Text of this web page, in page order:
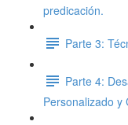
predicación.
Parte 3:
Parte 4:
Personalizado y